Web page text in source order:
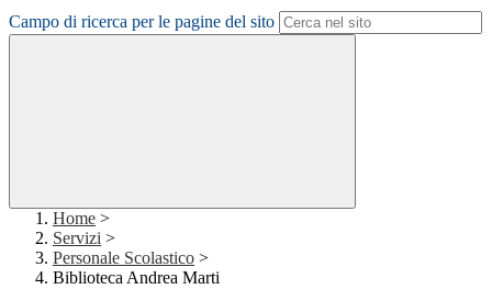
Campo di ricerca per le pagine del sito
Home >
Servizi >
Personale Scolastico >
Biblioteca Andrea Marti